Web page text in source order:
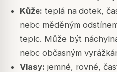
Kůže: teplá na dotek,
nebo měděným
teplo. Může být
nebo občasným
Vlasy: jemné, rovné,